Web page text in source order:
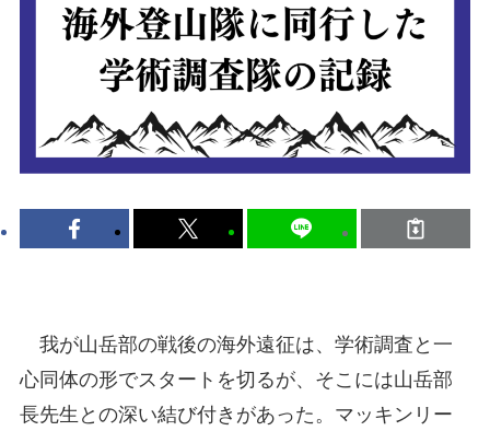
我が山岳部の戦後の海外遠征は、学術調査と一
心同体の形でスタートを切るが、そこには山岳部
長先生との深い結び付きがあった。マッキンリー